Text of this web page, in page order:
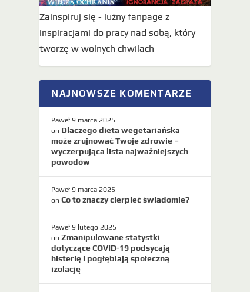
Zainspiruj się - luźny fanpage z
inspiracjami do pracy nad sobą, który
tworzę w wolnych chwilach
NAJNOWSZE KOMENTARZE
Paweł 9 marca 2025
on Dlaczego dieta wegetariańska
może zrujnować Twoje zdrowie –
wyczerpująca lista najważniejszych
powodów
Paweł 9 marca 2025
onCo to znaczy cierpieć świadomie?
Paweł 9 lutego 2025
onZmanipulowane statystki
dotyczące COVID-19 podsycają
histerię i pogłębiają społeczną
izolację